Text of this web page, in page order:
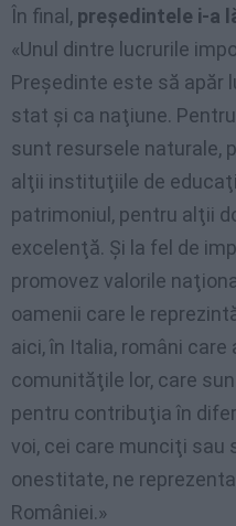
În final, preşedintele i-a
«Unul dintre lucrurile
Președinte este să apăr
stat și ca naţiune.
sunt resursele naturale,
alţii instituţiile de
patrimoniul, pentru alţii
excelenţă. Şi la fel de
promovez valorile
oamenii care le
aici, în Italia, români care
comunităţile lor, care
pentru contribuţia în
voi, cei care munciţi sau
onestitate, ne
României.»